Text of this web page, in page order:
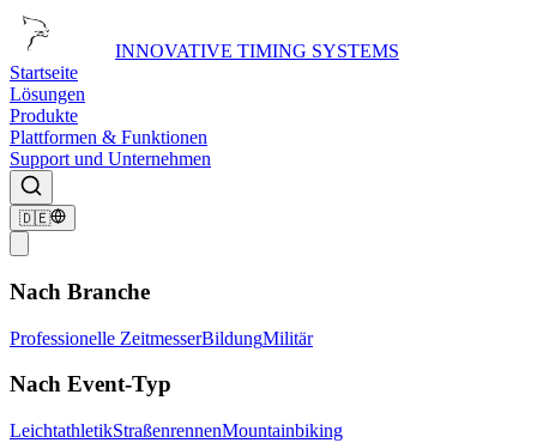
INNOVATIVE TIMING SYSTEMS
Startseite
Lösungen
Produkte
Plattformen & Funktionen
Support und Unternehmen
🇩🇪
Nach Branche
Professionelle ZeitmesserBildungMilitär
Nach Event-Typ
LeichtathletikStraßenrennenMountainbiking